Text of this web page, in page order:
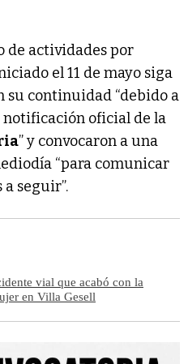
de actividades por
el 11 de mayo siga
su continuidad “debido a
notificación oficial de la
” y convocaron a una
“para comunicar
a seguir”.
vial que acabó con la
en Villa Gesell